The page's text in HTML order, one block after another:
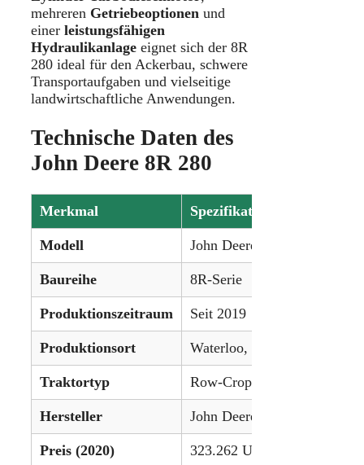
mehreren Getriebeoptionen und
einer leistungsfähigen
Hydraulikanlage eignet sich der 8R
280 ideal für den Ackerbau, schwere
Transportaufgaben und vielseitige
landwirtschaftliche Anwendungen.
Technische Daten des
John Deere 8R 280
Merkmal Spezifikation
Modell John Deere 8R 280
Baureihe 8R-Serie
Produktionszeitraum Seit 2019
Produktionsort Waterloo, Iowa, USA
Traktortyp Row-Crop-Traktor
Hersteller John Deere
Preis (2020) 323.262 USD